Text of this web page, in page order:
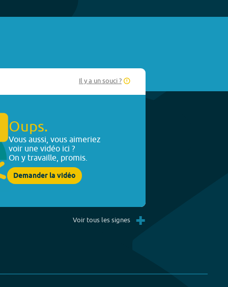
Il y a un souci ?
Oups.
Vous aussi, vous aimeriez
voir une vidéo ici ?
On y travaille, promis.
Demander la vidéo
Voir tous les signes +